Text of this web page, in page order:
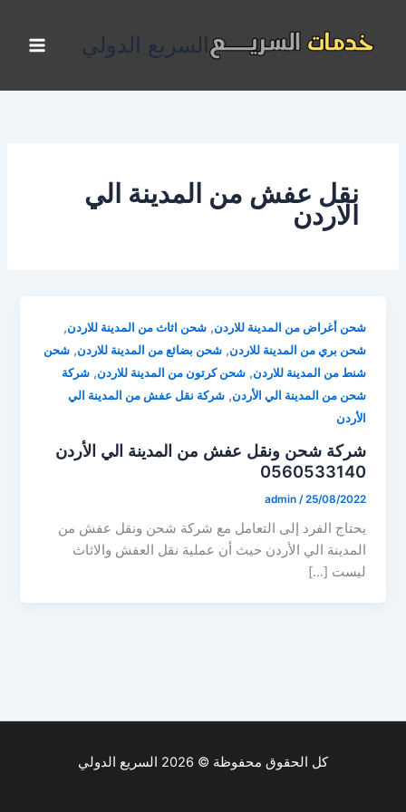
المحتوى
السريع الدولي
نقل عفش من المدينة الي
الاردن
شحن أغراض من المدينة للاردن,شحن اثاث من المدينة للاردن,
شحن بري من المدينة للاردن,شحن بضائع من المدينة للاردن,شحن
شنط من المدينة للاردن,شحن كرتون من المدينة للاردن,شركة
شحن من المدينة الي الأردن,شركة نقل عفش من المدينة الي
الأردن
شركة شحن ونقل عفش من المدينة الي الأردن
0560533140
admin /25/08/2022
يحتاج الفرد إلى التعامل مع شركة شحن ونقل عفش من
المدينة الي الأردن حيث أن عملية نقل العفش والاثاث
ليست […]
كل الحقوق محفوظة © 2026 السريع الدولي